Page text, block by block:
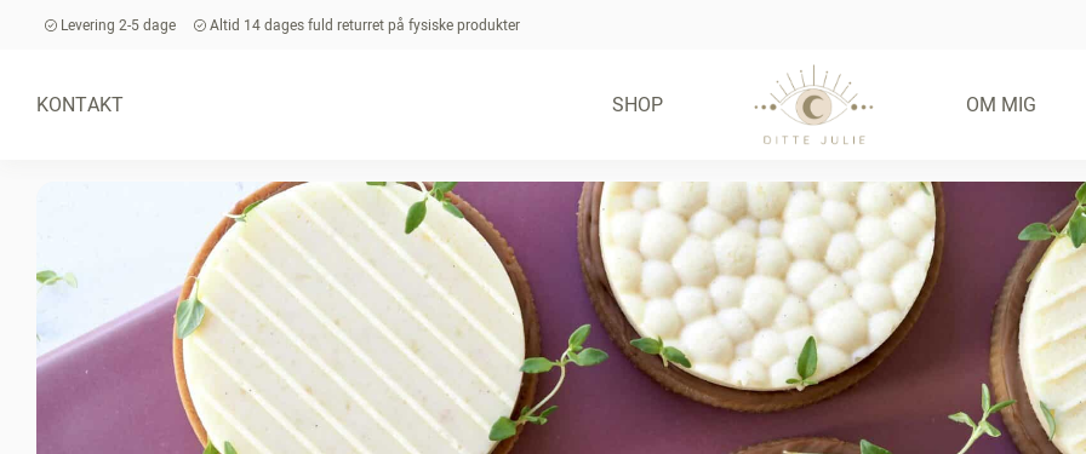
Levering 2-5 dage Altid 14 dages fuld returret på fysiske produkter
KONTAKT SHOP OM MIG